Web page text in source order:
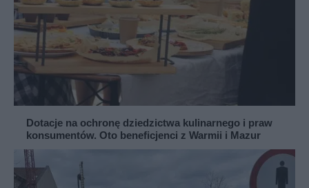
Dotacje na ochronę dziedzictwa kulinarnego i praw
konsumentów. Oto beneficjenci z Warmii i Mazur